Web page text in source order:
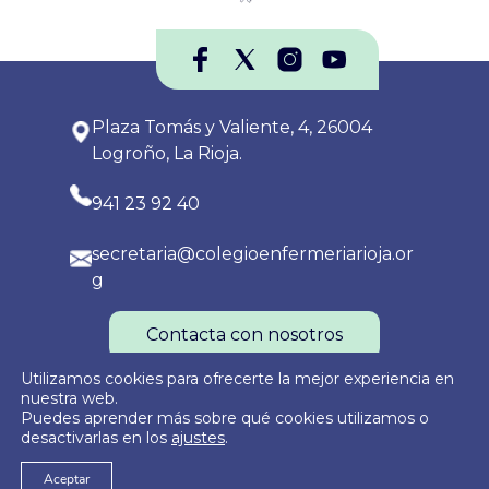
Plaza Tomás y Valiente, 4, 26004
Logroño, La Rioja.
941 23 92 40
secretaria@colegioenfermeriarioja.or
g
Contacta con nosotros
Política de Privacidad Política de Cookies
Utilizamos cookies para ofrecerte la mejor experiencia en
nuestra web.
Puedes aprender más sobre qué cookies utilizamos o
desactivarlas en los ajustes.
Aceptar